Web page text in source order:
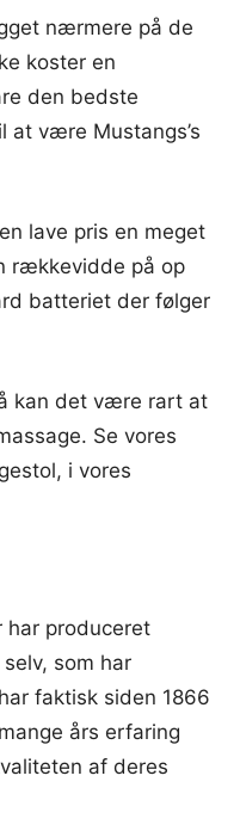
nærmere på de
koster en
den bedste
at være Mustangs’s
lave pris en meget
rækkevidde på op
batteriet der følger
kan det være rart at
Se vores
i vores
har produceret
som har
faktisk siden 1866
års erfaring
af deres